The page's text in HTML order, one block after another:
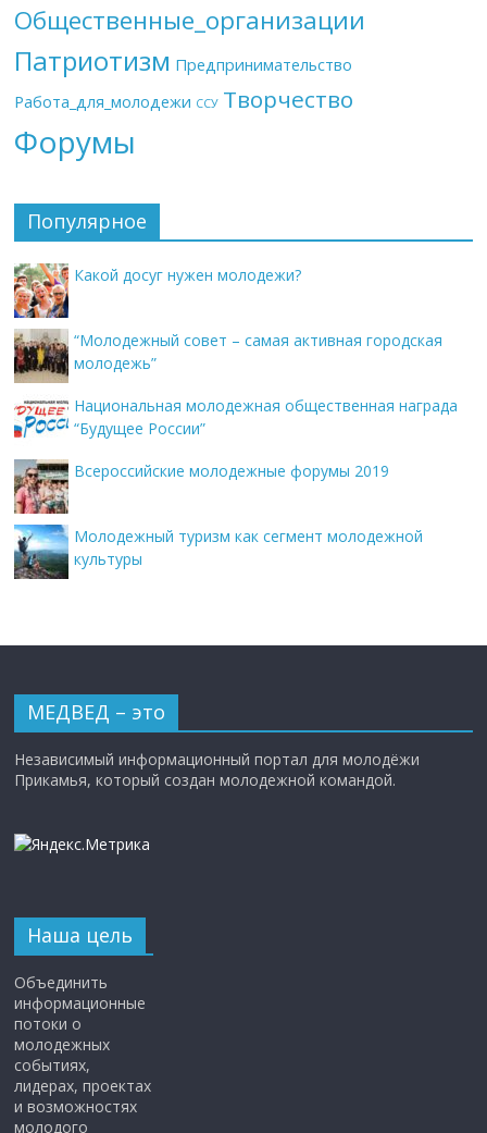
Общественные_организации
Патриотизм Предпринимательство
Работа_для_молодежи ССУ Творчество
Форумы
Популярное
Какой досуг нужен молодежи?
“Молодежный совет – самая активная городская
молодежь”
Национальная молодежная общественная награда
“Будущее России”
Всероссийские молодежные форумы 2019
Молодежный туризм как сегмент молодежной
культуры
МЕДВЕД – это
Независимый информационный портал для молодёжи
Прикамья, который создан молодежной командой.
Наша цель
Объединить
информационные
потоки о
молодежных
событиях,
лидерах, проектах
и возможностях
молодого